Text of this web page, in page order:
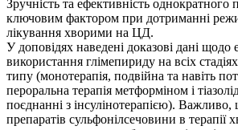
Зручність та ефективність
ключовим фактором при дотриманні
лікування хворими на ЦД.
У доповідях наведені доказові дані щодо
використання глімепириду на всіх
типу (монотерапія, подвійна та навіть
пероральна терапія метформіном і
поєднанні з інсулінотерапією).
препаратів сульфонілсечовини в